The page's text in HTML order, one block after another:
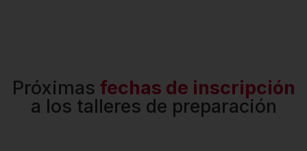
Próximas fechas de inscripción
a los talleres de preparación